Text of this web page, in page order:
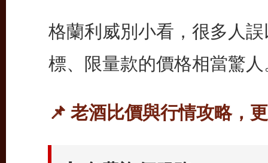
格蘭利威別小看，很多人
標、限量款的價格相當驚人
📌 老酒比價與行情攻略，